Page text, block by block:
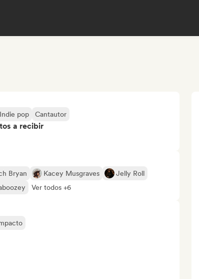
Indie pop Cantautor
a recibir
Bryan Kacey Musgraves
Jelly Roll
Ver todos +6